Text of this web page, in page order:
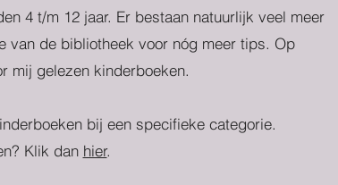
4 t/m 12 jaar. Er bestaan natuurlijk veel meer
van de bibliotheek voor nóg meer tips. Op
mij gelezen kinderboeken.
bij een specifieke categorie.
Klik dan hier.